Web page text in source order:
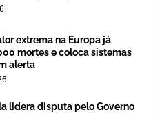
extrema na Europa já
mortes e coloca sistemas
alerta
lidera disputa pelo Governo